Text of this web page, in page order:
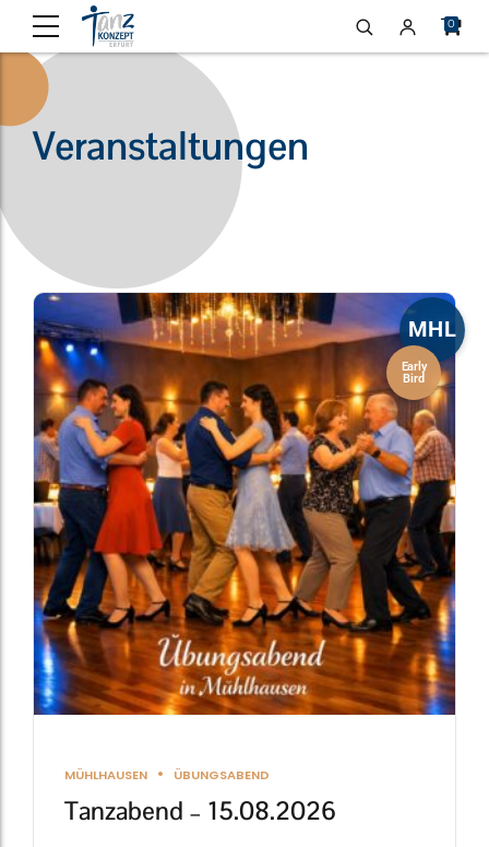
0
Veranstaltungen
MHL
Early
Bird
MÜHLHAUSEN ÜBUNGSABEND
Tanzabend – 15.08.2026